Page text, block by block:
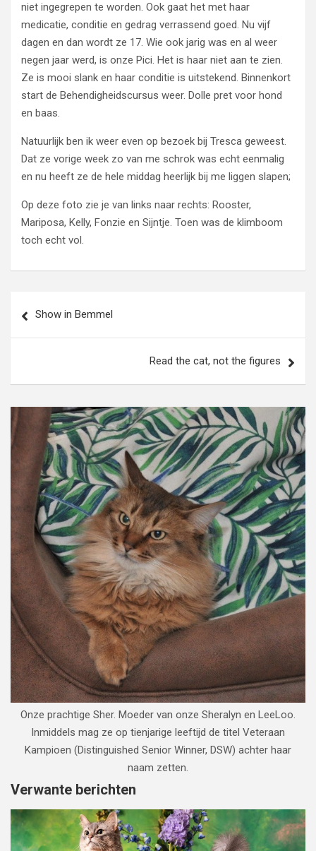
niet ingegrepen te worden. Ook gaat het met haar
medicatie, conditie en gedrag verrassend goed. Nu vijf
dagen en dan wordt ze 17. Wie ook jarig was en al weer
negen jaar werd, is onze Pici. Het is haar niet aan te zien.
Ze is mooi slank en haar conditie is uitstekend. Binnenkort
start de Behendigheidscursus weer. Dolle pret voor hond
en baas.
Natuurlijk ben ik weer even op bezoek bij Tresca geweest.
Dat ze vorige week zo van me schrok was echt eenmalig
en nu heeft ze de hele middag heerlijk bij me liggen slapen;
Op deze foto zie je van links naar rechts: Rooster,
Mariposa, Kelly, Fonzie en Sijntje. Toen was de klimboom
toch echt vol.
navigatie
Show in Bemmel
Read the cat, not the figures
Onze prachtige Sher. Moeder van onze Sheralyn en LeeLoo.
Inmiddels mag ze op tienjarige leeftijd de titel Veteraan
Kampioen (Distinguished Senior Winner, DSW) achter haar
naam zetten.
Verwante berichten